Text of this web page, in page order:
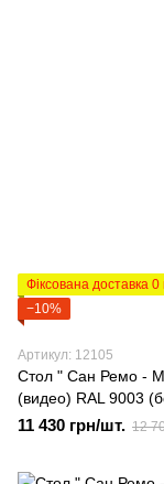
Фіксована доставка 0
−10%
Артикул: 12105
Стол " Сан Ремо -
(видео) RAL 9003
11 430 грн/шт. 12